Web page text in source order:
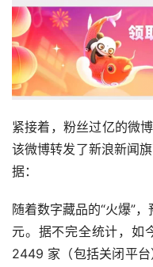
紧接着，粉丝过亿的微
该微博转发了新浪新闻
据：
随着数字藏品的“火爆”
元。据不完全统计，如
2449 家（包括关闭平